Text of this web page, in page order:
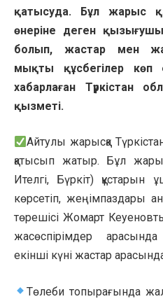
қатысуда. Бұл жарыс
өнеріне деген
болып, жастар мен
мықты құсбегілер көп
хабарлаған Түркістан
қызметі.
Айтулы жарысқа
қатысып жатыр. Бұл
Ителгі, Бүркіт) құстарын
көрсетіп, жеңімпаздары
төрешісі Жомарт
жасөспірімдер арасында
екінші күні жастар
Төлеби топырағында